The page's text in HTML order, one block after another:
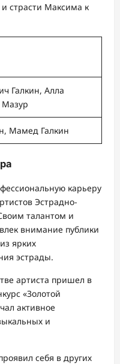
страсти Максима к
Галкин, Алла
Мазур
Мамед Галкин
карьеру
Эстрадно-
талантом и
внимание публики
ярких
эстрады.
артиста пришел в
«Золотой
активное
и
себя в других